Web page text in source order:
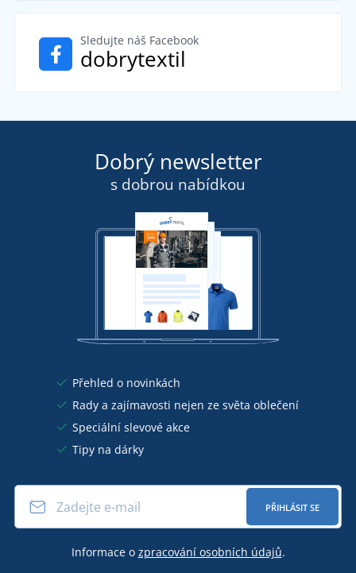
Sledujte náš Facebook
dobrytextil
Dobrý newsletter
s dobrou nabídkou
Přehled o novinkách
Rady a zajímavosti nejen ze světa oblečení
Speciální slevové akce
Tipy na dárky
PŘIHLÁSIT SE
Informace o zpracování osobních údajů.